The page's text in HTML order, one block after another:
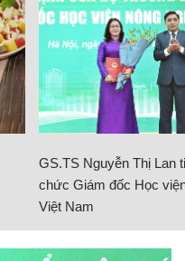
GS.TS Nguyễn Thị Lan
chức Giám đốc Học
Việt Nam